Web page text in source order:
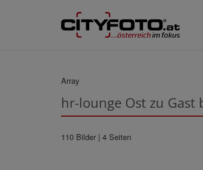
Array
hr-lounge Ost zu Gast
110 Bilder | 4 Seiten